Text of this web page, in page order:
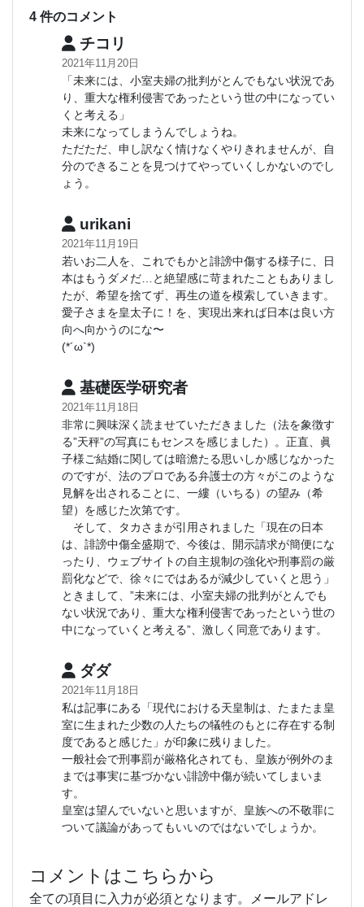
4 件のコメント
チコリ
2021年11月20日
「未来には、小室夫婦の批判がとんでもない状況であ
り、重大な権利侵害であったという世の中になってい
くと考える」
未来になってしまうんでしょうね。
ただただ、申し訳なく情けなくやりきれませんが、自
分のできることを見つけてやっていくしかないのでし
ょう。
urikani
2021年11月19日
若いお二人を、これでもかと誹謗中傷する様子に、日
本はもうダメだ…と絶望感に苛まれたこともありまし
たが、希望を捨てず、再生の道を模索していきます。
愛子さまを皇太子に！を、実現出来れば日本は良い方
向へ向かうのにな〜
(*´ω`*)
基礎医学研究者
2021年11月18日
非常に興味深く読ませていただきました（法を象徴す
る”天秤”の写真にもセンスを感じました）。正直、眞
子様ご結婚に関しては暗澹たる思いしか感じなかった
のですが、法のプロである弁護士の方々がこのような
見解を出されることに、一縷（いちる）の望み（希
望）を感じた次第です。
そして、タカさまが引用されました「現在の日本
は、誹謗中傷全盛期で、今後は、開示請求が簡便にな
ったり、ウェブサイトの自主規制の強化や刑事罰の厳
罰化などで、徐々にではあるが減少していくと思う」
ときまして、”未来には、小室夫婦の批判がとんでも
ない状況であり、重大な権利侵害であったという世の
中になっていくと考える”、激しく同意であります。
ダダ
2021年11月18日
私は記事にある「現代における天皇制は、たまたま皇
室に生まれた少数の人たちの犠牲のもとに存在する制
度であると感じた」が印象に残りました。
一般社会で刑事罰が厳格化されても、皇族が例外のま
までは事実に基づかない誹謗中傷が続いてしまいま
す。
皇室は望んでいないと思いますが、皇族への不敬罪に
ついて議論があってもいいのではないでしょうか。
コメントはこちらから
全ての項目に入力が必須となります。メールアドレ